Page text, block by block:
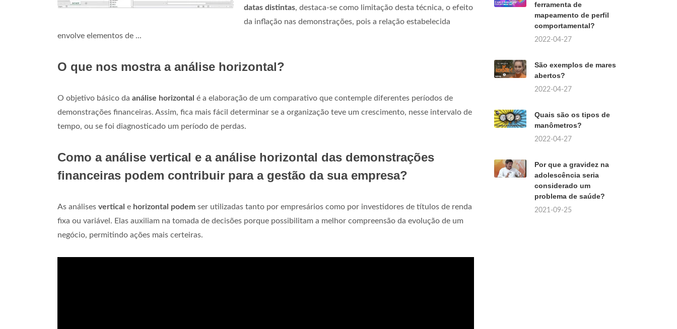
datas distintas, destaca-se como limitação desta técnica, o efeito
da inflação nas demonstrações, pois a relação estabelecida
envolve elementos de ...
O que nos mostra a análise horizontal?
O objetivo básico da análise horizontal é a elaboração de um comparativo que contemple diferentes períodos de
demonstrações financeiras. Assim, fica mais fácil determinar se a organização teve um crescimento, nesse intervalo de
tempo, ou se foi diagnosticado um período de perdas.
Como a análise vertical e a análise horizontal das demonstrações
financeiras podem contribuir para a gestão da sua empresa?
As análises vertical e horizontal podem ser utilizadas tanto por empresários como por investidores de títulos de renda
fixa ou variável. Elas auxiliam na tomada de decisões porque possibilitam a melhor compreensão da evolução de um
negócio, permitindo ações mais certeiras.
ferramenta de
mapeamento de perfil
comportamental?
2022-04-27
São exemplos de mares
abertos?
2022-04-27
Quais são os tipos de
manômetros?
2022-04-27
Por que a gravidez na
adolescência seria
considerado um
problema de saúde?
2021-09-25